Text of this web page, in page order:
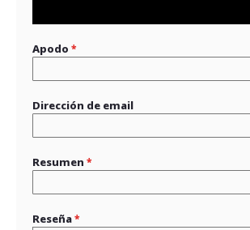
Apodo
Dirección de email
Resumen
Reseña